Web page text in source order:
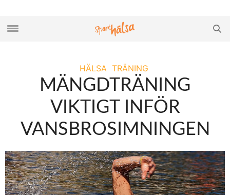
HÄLSA TRÄNING
MÄNGDTRÄNING
VIKTIGT INFÖR
VANSBROSIMNINGEN